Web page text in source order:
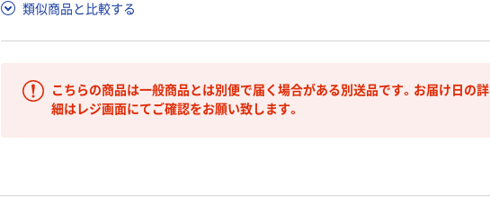
類似商品と比較する
こちらの商品は一般商品とは別便で届く場合がある別送品です。お届け日の詳
細はレジ画面にてご確認をお願い致します。